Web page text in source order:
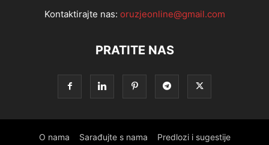
Kontaktirajte nas: oruzjeonline@gmail.com
PRATITE NAS
O nama Sarađujte s nama Predlozi i sugestije